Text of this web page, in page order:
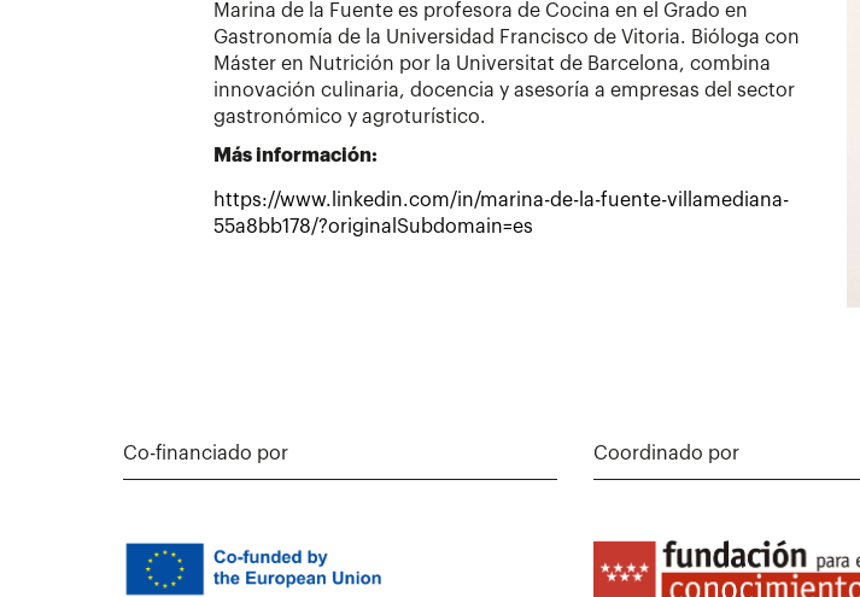
Marina de la Fuente es profesora de Cocina en el Grado en
Gastronomía de la Universidad Francisco de Vitoria. Bióloga con
Máster en Nutrición por la Universitat de Barcelona, combina
innovación culinaria, docencia y asesoría a empresas del sector
gastronómico y agroturístico.
Más información:
https://www.linkedin.com/in/marina-de-la-fuente-villamediana-
55a8bb178/?originalSubdomain=es
Co-financiado por Coordinado por